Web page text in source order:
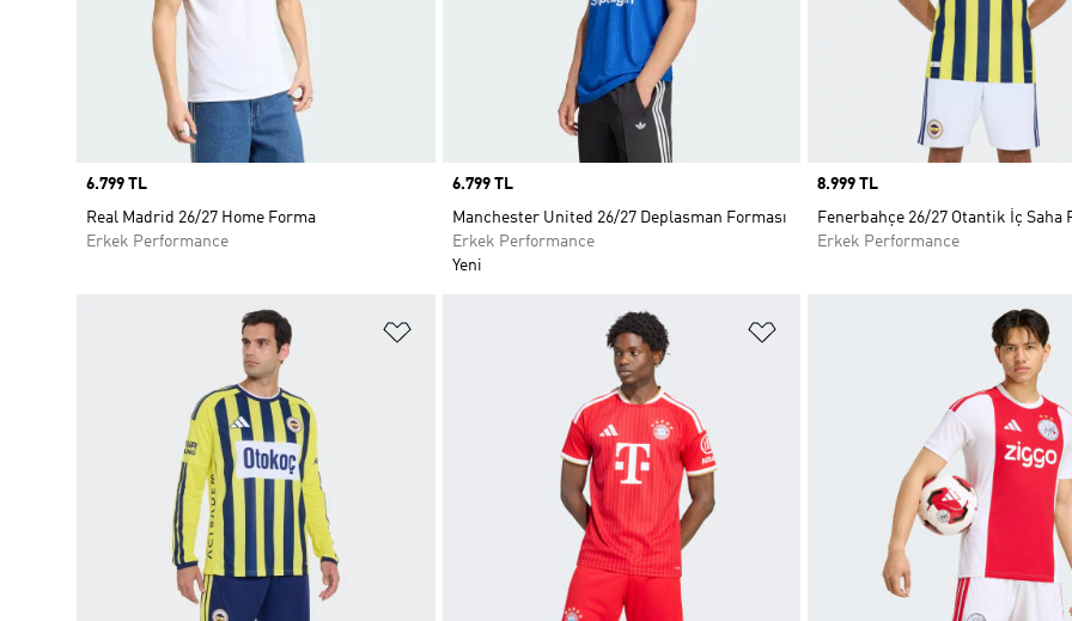
Price
6.799 TL
Real Madrid 26/27 Home Forma
Erkek Performance
Price
6.799 TL
Manchester United 26/27 Deplasman Forması
Erkek Performance
Yeni
Price
8.999 TL
Fenerbahçe 26/27 Otantik İç Saha
Erkek Performance